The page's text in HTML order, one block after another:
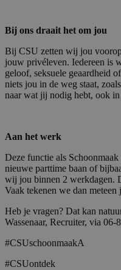
Bij ons draait het om jou
Bij CSU zetten wij jou
jouw privéleven. Iedereen is
geloof, seksuele geaardheid
niets jou in de weg staat,
naar wat jij nodig hebt, ook in
Aan het werk
Deze functie als
nieuwe parttime baan of
wij jou binnen 2 werkdagen.
Vaak tekenen we dan
Heb je vragen? Dat kan
Wassenaar, Recruiter, via
#CSUschoonmaakA
#CSUontdek